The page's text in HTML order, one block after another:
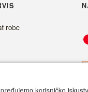
robe
korisničko